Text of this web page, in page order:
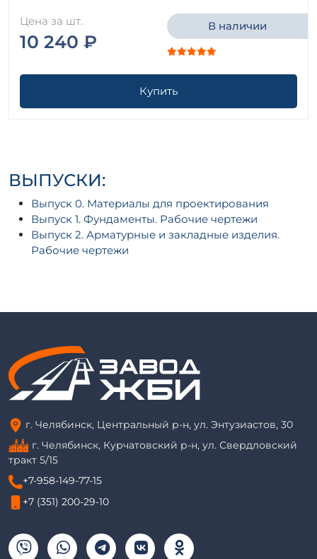
Цена за шт.
10 240 ₽
В наличии
Купить
ВЫПУСКИ:
Выпуск 0. Материалы для проектирования
Выпуск 1. Фундаменты. Рабочие чертежи
Выпуск 2. Арматурные и закладные изделия.
Рабочие чертежи
г. Челябинск, Центральный р-н, ул. Энтузиастов, 30
г. Челябинск, Курчатовский р-н, ул. Свердловский
тракт 5/15
+7-958-149-77-15
+7 (351) 200-29-10